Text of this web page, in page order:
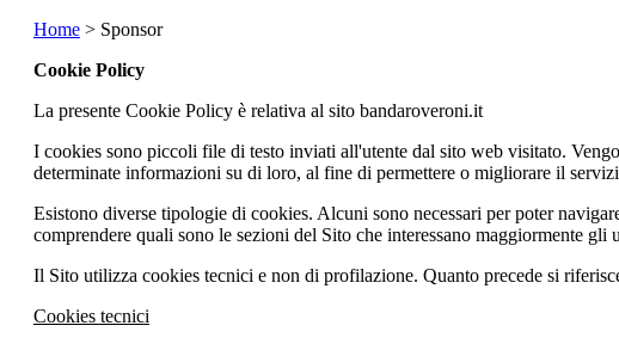
Home> Sponsor
Cookie Policy
La presente Cookie Policy è relativa al sito bandaroveroni.it
I cookies sono piccoli file di testo inviati all'utente dal sito web visitato.
determinate informazioni su di loro, al fine di permettere o migliorare il
Esistono diverse tipologie di cookies. Alcuni sono necessari per poter
comprendere quali sono le sezioni del Sito che interessano maggiormente
Il Sito utilizza cookies tecnici e non di profilazione. Quanto precede si
Cookies tecnici